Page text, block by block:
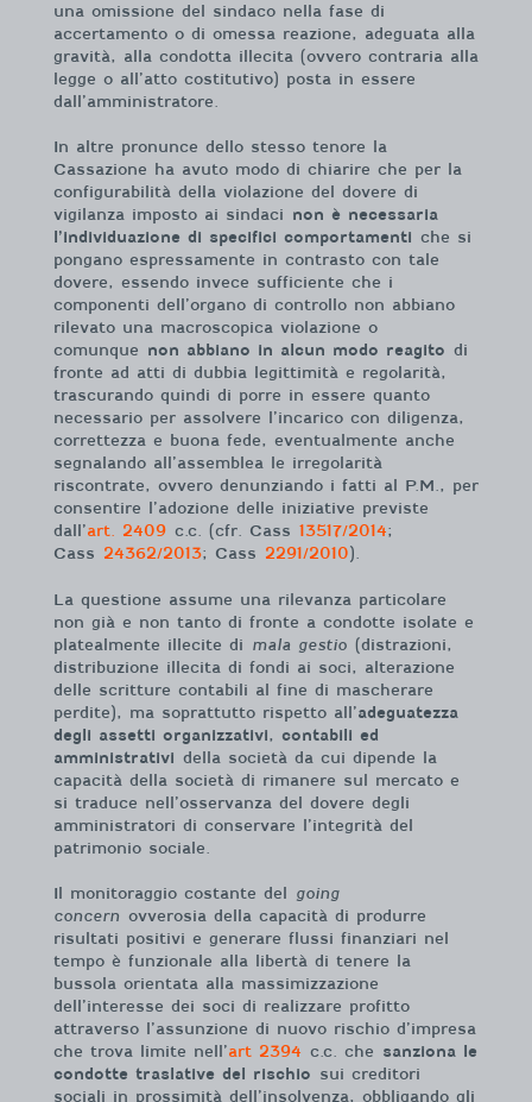
una omissione del sindaco nella fase di
accertamento o di omessa reazione, adeguata alla
gravità, alla condotta illecita (ovvero contraria alla
legge o all’atto costitutivo) posta in essere
dall’amministratore.
In altre pronunce dello stesso tenore la
Cassazione ha avuto modo di chiarire che per la
configurabilità della violazione del dovere di
vigilanza imposto ai sindaci non è necessaria
l’individuazione di specifici comportamenti che si
pongano espressamente in contrasto con tale
dovere, essendo invece sufficiente che i
componenti dell’organo di controllo non abbiano
rilevato una macroscopica violazione o
comunque non abbiano in alcun modo reagito di
fronte ad atti di dubbia legittimità e regolarità,
trascurando quindi di porre in essere quanto
necessario per assolvere l’incarico con diligenza,
correttezza e buona fede, eventualmente anche
segnalando all’assemblea le irregolarità
riscontrate, ovvero denunziando i fatti al P.M., per
consentire l’adozione delle iniziative previste
dall’art. 2409 c.c. (cfr. Cass 13517/2014;
Cass 24362/2013; Cass 2291/2010).
La questione assume una rilevanza particolare
non già e non tanto di fronte a condotte isolate e
platealmente illecite di mala gestio (distrazioni,
distribuzione illecita di fondi ai soci, alterazione
delle scritture contabili al fine di mascherare
perdite), ma soprattutto rispetto all’adeguatezza
degli assetti organizzativi, contabili ed
amministrativi della società da cui dipende la
capacità della società di rimanere sul mercato e
si traduce nell’osservanza del dovere degli
amministratori di conservare l’integrità del
patrimonio sociale.
Il monitoraggio costante del going
concern ovverosia della capacità di produrre
risultati positivi e generare flussi finanziari nel
tempo è funzionale alla libertà di tenere la
bussola orientata alla massimizzazione
dell’interesse dei soci di realizzare profitto
attraverso l’assunzione di nuovo rischio d’impresa
che trova limite nell’art 2394 c.c. che sanziona le
condotte traslative del rischio sui creditori
sociali in prossimità dell’insolvenza, obbligando gli